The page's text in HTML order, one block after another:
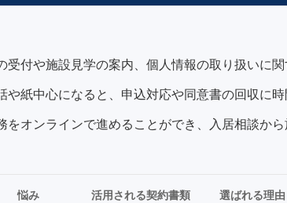
付や施設見学の案内、個人情報の取り扱いに
紙中心になると、申込対応や同意書の回収に
オンラインで進めることができ、入居相談か
悩み 活用される契約書類 選ばれる理由